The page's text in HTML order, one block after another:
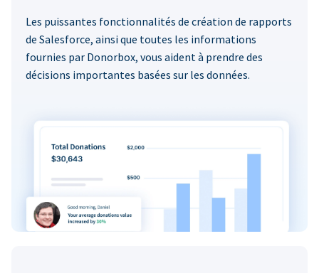
Les puissantes fonctionnalités de création de rapports
de Salesforce, ainsi que toutes les informations
fournies par Donorbox, vous aident à prendre des
décisions importantes basées sur les données.